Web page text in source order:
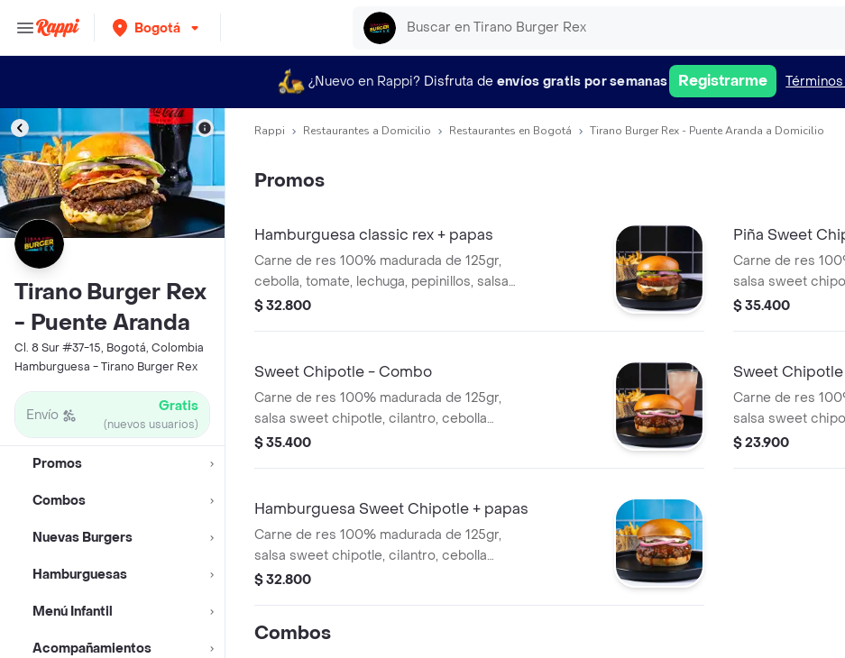
Bogotá
¿Nuevo en Rappi? Disfruta de envíos gratis por semanas Registrarme
Tirano Burger Rex
- Puente Aranda
Cl. 8 Sur #37-15, Bogotá, Colombia
Hamburguesa - Tirano Burger Rex
Envío Gratis
(nuevos usuarios)
Promos
Combos
Nuevas Burgers
Hamburguesas
Menú Infantil
Acompañamientos
Rappi Restaurantes a Domicilio Restaurantes en Bogotá Tirano Burger Rex - Puente Aranda a Domicilio
Promos
Hamburguesa classic rex + papas
Carne de res 100% madurada de 125gr,
cebolla, tomate, lechuga, pepinillos, salsa
de ajo y pan brioche sellado+ papas a la
$ 32.800
Piña Sweet
Carne de res
salsa sweet
cebolla morada,
$ 35.400
Sweet Chipotle - Combo
Carne de res 100% madurada de 125gr,
salsa sweet chipotle, cilantro, cebolla
morada, salsa de ajo y pan brioche
$ 35.400
Sweet
Carne de res
salsa sweet
morada, salsa de
$ 23.900
Hamburguesa Sweet Chipotle + papas
Carne de res 100% madurada de 125gr,
salsa sweet chipotle, cilantro, cebolla
morada, salsa de ajo y pan brioche
$ 32.800
Combos